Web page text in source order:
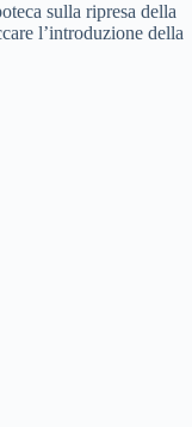
sulla ripresa della
l’introduzione della